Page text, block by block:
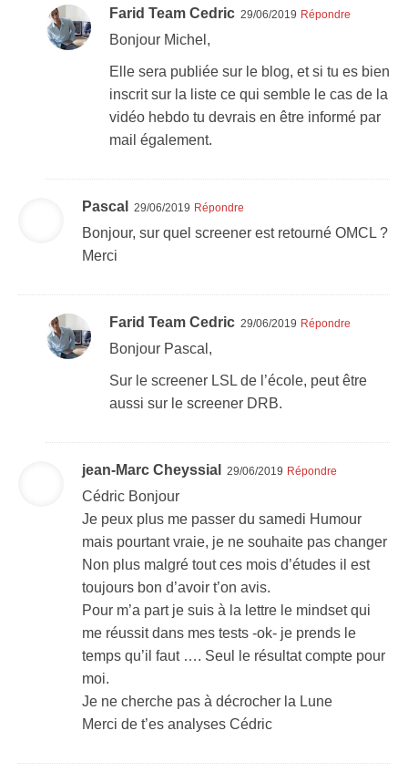
Farid Team Cedric 29/06/2019 Répondre
Bonjour Michel,
Elle sera publiée sur le blog, et si tu es bien
inscrit sur la liste ce qui semble le cas de la
vidéo hebdo tu devrais en être informé par
mail également.
Pascal 29/06/2019 Répondre
Bonjour, sur quel screener est retourné OMCL ?
Merci
Farid Team Cedric 29/06/2019 Répondre
Bonjour Pascal,
Sur le screener LSL de l’école, peut être
aussi sur le screener DRB.
jean-Marc Cheyssial 29/06/2019 Répondre
Cédric Bonjour
Je peux plus me passer du samedi Humour
mais pourtant vraie, je ne souhaite pas changer
Non plus malgré tout ces mois d’études il est
toujours bon d’avoir t’on avis.
Pour m’a part je suis à la lettre le mindset qui
me réussit dans mes tests -ok- je prends le
temps qu’il faut …. Seul le résultat compte pour
moi.
Je ne cherche pas à décrocher la Lune
Merci de t’es analyses Cédric